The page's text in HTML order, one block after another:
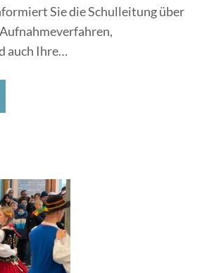
Sie die Schulleitung über
auch Ihre…